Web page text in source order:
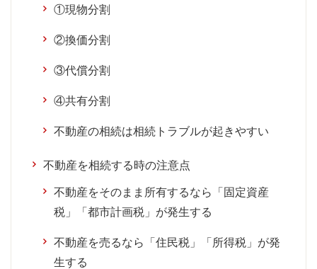
①現物分割
②換価分割
③代償分割
④共有分割
不動産の相続は相続トラブルが起きやすい
不動産を相続する時の注意点
不動産をそのまま所有するなら「固定資産
税」「都市計画税」が発生する
不動産を売るなら「住民税」「所得税」が発
生する